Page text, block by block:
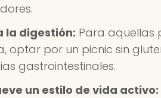
la digestión: Para aquellas
optar por un picnic sin
gastrointestinales.
un estilo de vida activo: